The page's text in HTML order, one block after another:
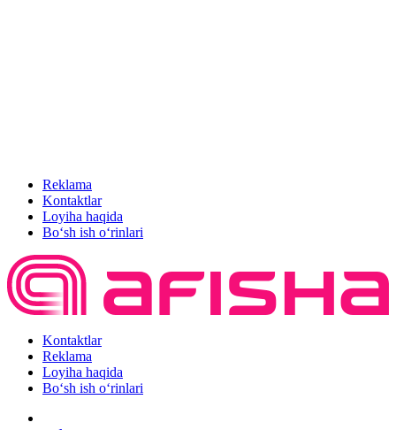
Reklama
Kontaktlar
Loyiha haqida
Bo‘sh ish o‘rinlari
Kontaktlar
Reklama
Loyiha haqida
Bo‘sh ish o‘rinlari